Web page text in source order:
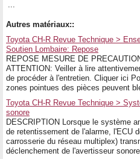
Autres matériaux::
Toyota CH-R Revue Technique >
Soutien Lombaire: Repose
REPOSE MESURE DE
ATTENTION: Veiller à lire
de procéder à l'entretien. Cliquer ici
zones pointues des pièces peuvent
Toyota CH-R Revue Technique >
sonore
DESCRIPTION Lorsque le système
de retentissement de l'alarme, l'ECU
carrosserie du réseau multiplex)
déclenchement de l'avertisseur